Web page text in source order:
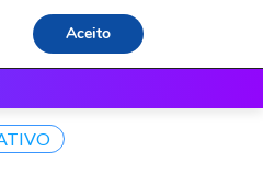
Contato
Aceito